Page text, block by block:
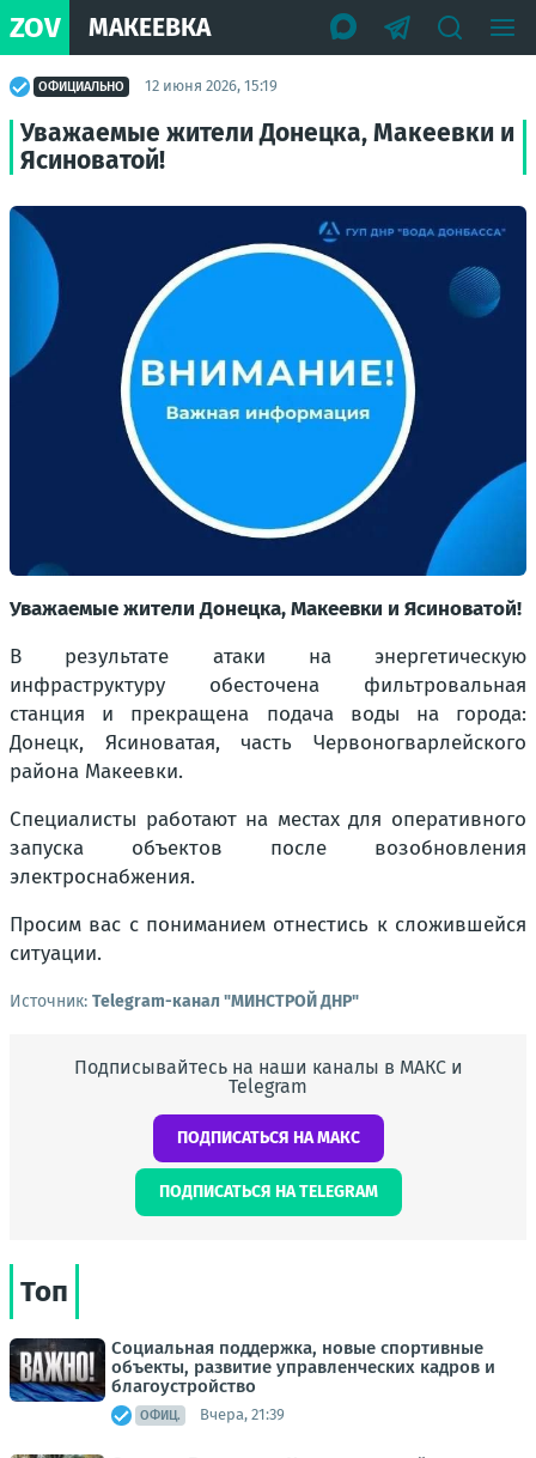
ZOV МАКЕЕВКА
ОФИЦИАЛЬНО 12 июня 2026, 15:19
Уважаемые жители Донецка, Макеевки и
Ясиноватой!
Уважаемые жители Донецка, Макеевки и Ясиноватой!
В результате атаки на энергетическую
инфраструктуру обесточена фильтровальная
станция и прекращена подача воды на города:
Донецк, Ясиноватая, часть Червоногварлейского
района Макеевки.
Специалисты работают на местах для оперативного
запуска объектов после возобновления
электроснабжения.
Просим вас с пониманием отнестись к сложившейся
ситуации.
Источник: Telegram-канал "МИНСТРОЙ ДНР"
Подписывайтесь на наши каналы в МАКС и
Telegram
ПОДПИСАТЬСЯ НА МАКС
ПОДПИСАТЬСЯ НА TELEGRAM
Топ
Социальная поддержка, новые спортивные
объекты, развитие управленческих кадров и
благоустройство
ОФИЦ. Вчера, 21:39